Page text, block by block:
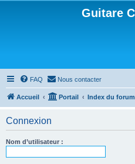
Guitare
FAQ Nous contacter
Accueil Portail Index du forum
Connexion
Nom d’utilisateur :